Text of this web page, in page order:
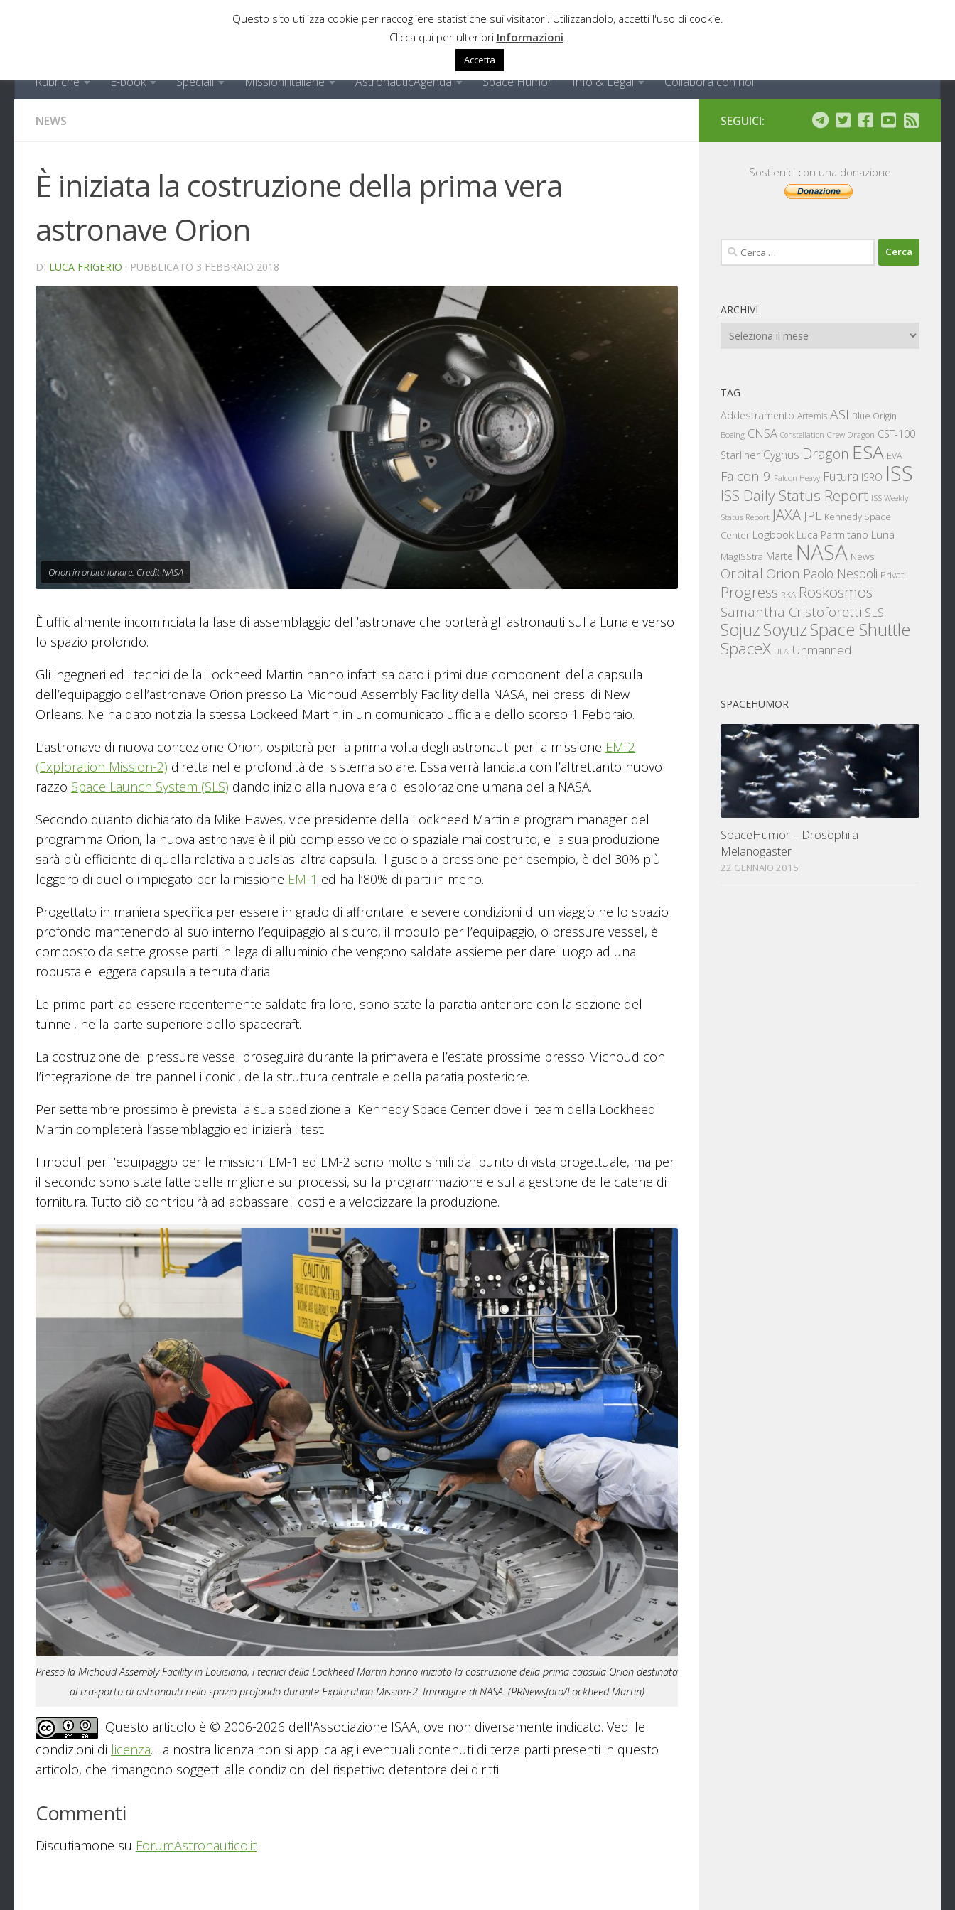
Rubriche E-book Speciali Missioni italiane AstronauticAgenda Space Humor Info & Legal Collabora con noi
NEWS
È iniziata la costruzione della prima vera
astronave Orion
DI LUCA FRIGERIO · PUBBLICATO 3 FEBBRAIO 2018
Orion in orbita lunare. Credit NASA
È ufficialmente incominciata la fase di assemblaggio dell’astronave che porterà gli astronauti sulla Luna e verso
lo spazio profondo.
Gli ingegneri ed i tecnici della Lockheed Martin hanno infatti saldato i primi due componenti della capsula
dell’equipaggio dell’astronave Orion presso La Michoud Assembly Facility della NASA, nei pressi di New
Orleans. Ne ha dato notizia la stessa Lockeed Martin in un comunicato ufficiale dello scorso 1 Febbraio.
L’astronave di nuova concezione Orion, ospiterà per la prima volta degli astronauti per la missione EM-2
(Exploration Mission-2) diretta nelle profondità del sistema solare. Essa verrà lanciata con l’altrettanto nuovo
razzo Space Launch System (SLS) dando inizio alla nuova era di esplorazione umana della NASA.
Secondo quanto dichiarato da Mike Hawes, vice presidente della Lockheed Martin e program manager del
programma Orion, la nuova astronave è il più complesso veicolo spaziale mai costruito, e la sua produzione
sarà più efficiente di quella relativa a qualsiasi altra capsula. Il guscio a pressione per esempio, è del 30% più
leggero di quello impiegato per la missione EM-1 ed ha l’80% di parti in meno.
Progettato in maniera specifica per essere in grado di affrontare le severe condizioni di un viaggio nello spazio
profondo mantenendo al suo interno l’equipaggio al sicuro, il modulo per l’equipaggio, o pressure vessel, è
composto da sette grosse parti in lega di alluminio che vengono saldate assieme per dare luogo ad una
robusta e leggera capsula a tenuta d’aria.
Le prime parti ad essere recentemente saldate fra loro, sono state la paratia anteriore con la sezione del
tunnel, nella parte superiore dello spacecraft.
La costruzione del pressure vessel proseguirà durante la primavera e l’estate prossime presso Michoud con
l’integrazione dei tre pannelli conici, della struttura centrale e della paratia posteriore.
Per settembre prossimo è prevista la sua spedizione al Kennedy Space Center dove il team della Lockheed
Martin completerà l’assemblaggio ed inizierà i test.
I moduli per l’equipaggio per le missioni EM-1 ed EM-2 sono molto simili dal punto di vista progettuale, ma per
il secondo sono state fatte delle migliorie sui processi, sulla programmazione e sulla gestione delle catene di
fornitura. Tutto ciò contribuirà ad abbassare i costi e a velocizzare la produzione.
Presso la Michoud Assembly Facility in Louisiana, i tecnici della Lockheed Martin hanno iniziato la costruzione della prima capsula Orion destinata
al trasporto di astronauti nello spazio profondo durante Exploration Mission-2. Immagine di NASA. (PRNewsfoto/Lockheed Martin)
Questo articolo è © 2006-2026 dell'Associazione ISAA, ove non diversamente indicato. Vedi le
condizioni di licenza. La nostra licenza non si applica agli eventuali contenuti di terze parti presenti in questo
articolo, che rimangono soggetti alle condizioni del rispettivo detentore dei diritti.
Commenti
Discutiamone su ForumAstronautico.it
SEGUICI:
Sostienici con una donazione
Ricerca
per:
ARCHIVI
Archivi
TAG
Addestramento Artemis ASI Blue Origin
Boeing CNSA Constellation Crew Dragon CST-100
Starliner Cygnus Dragon ESA EVA
Falcon 9 Falcon Heavy Futura ISRO ISS
ISS Daily Status Report ISS Weekly
Status Report JAXA JPL Kennedy Space
Center Logbook Luca Parmitano Luna
MagISStra Marte NASA News
Orbital Orion Paolo Nespoli Privati
Progress RKA Roskosmos
Samantha Cristoforetti SLS
SojuzSoyuzSpace Shuttle
SpaceX ULA Unmanned
SPACEHUMOR
SpaceHumor – Drosophila
Melanogaster
22 GENNAIO 2015
Questo sito utilizza cookie per raccogliere statistiche sui visitatori. Utilizzandolo, accetti l'uso di cookie.
Clicca qui per ulteriori Informazioni
Accetta